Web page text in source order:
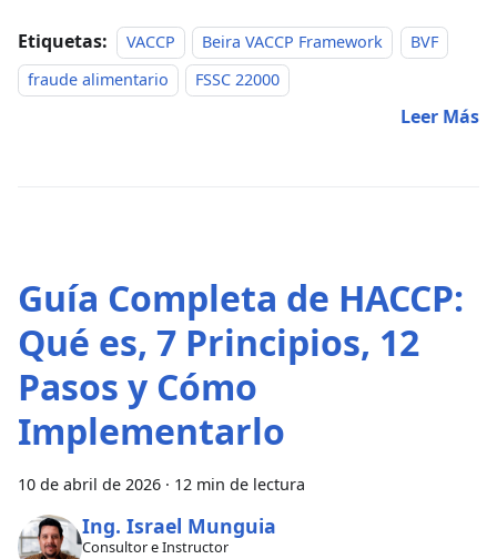
Etiquetas: VACCP Beira VACCP Framework
BVF
fraude alimentario
FSSC 22000
Leer Más
Guía Completa de HACCP:
Qué es, 7 Principios, 12
Pasos y Cómo
Implementarlo
10 de abril de 2026 · 12 min de lectura
Ing. Israel Munguia
Consultor e Instructor